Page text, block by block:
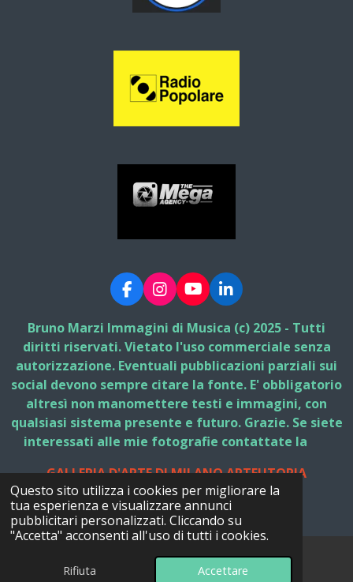
Questo sito utilizza i cookies per migliorare la
tua esperienza e visualizzare annunci
pubblicitari personalizzati. Cliccando su
"Accetta" acconsenti all'uso di tutti i cookies.
Rifiuta Accettare
F
a
c
e
b
o
o
k
I
n
s
t
a
g
r
a
m
Y
o
u
T
u
b
e
L
i
n
k
e
d
I
n
Bruno Marzi Immagini di Musica (c) 2025 - Tutti
diritti riservati. Vietato l'uso commerciale senza
autorizzazione. Eventuali pubblicazioni parziali sui
social devono sempre citare la fonte. E' obbligatorio
altresì non manomettere testi e immagini, con
qualsiasi sistema presente e futuro. Grazie. Se siete
interessati alle mie fotografie contattate la
GALLERIA D'ARTE DI MILANO ARTEUTOPIA
© 2025 - 2026 Bruno Marzi Immagini di Musica
Fornito daWebador
Email Facebook